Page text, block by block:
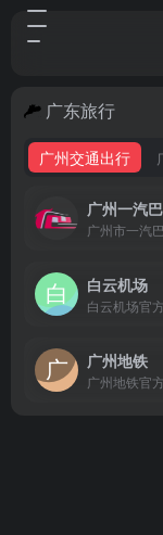
广东旅行
广州交通出行
广州一汽
白云机场
白云机场官
广州地铁
广州地铁官